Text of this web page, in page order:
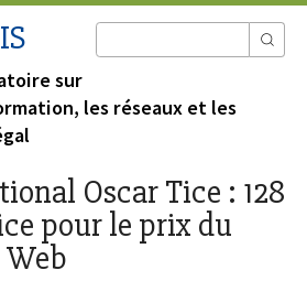
sur
les réseaux et les
Oscar Tice : 128
pour le prix du